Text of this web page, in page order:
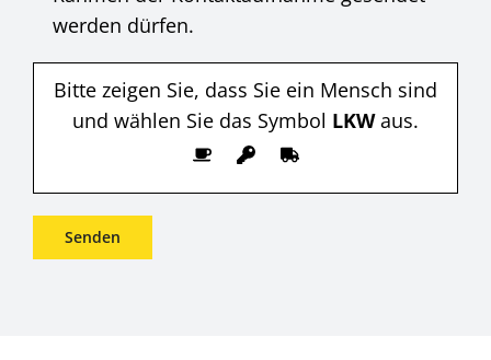
werden dürfen.
Bitte zeigen Sie, dass Sie ein Mensch sind
und wählen Sie das Symbol LKWaus.